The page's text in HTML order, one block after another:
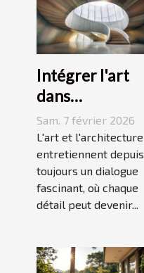
Intégrer l'art
dans
l'architecture :
escaliers
comme moyen
d'expression
Sam. 7 février 2026
L'art et l'architecture
entretiennent depuis
toujours un dialogue
fascinant, où chaque
détail peut devenir...